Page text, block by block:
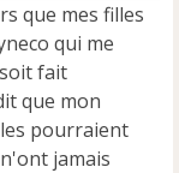
que mes filles
qui me
fait
que mon
pourraient
jamais